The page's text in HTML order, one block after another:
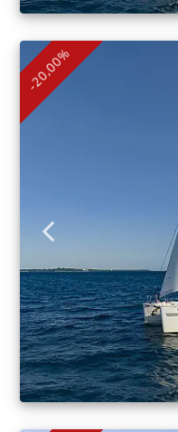
-20,00%